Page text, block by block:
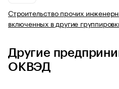
Строительство прочих
включенных в другие
Другие
ОКВЭД